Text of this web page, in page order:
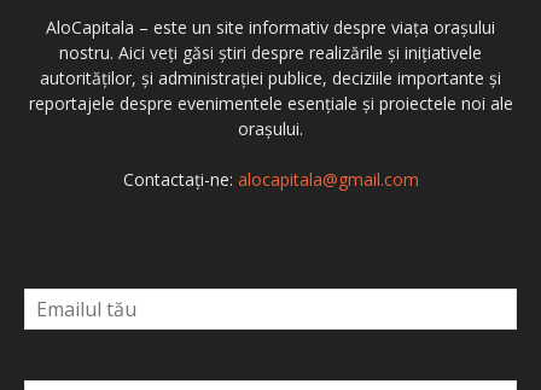
AloCapitala – este un site informativ despre viața orașului
nostru. Aici veți găsi știri despre realizările și inițiativele
autorităților, și administrației publice, deciziile importante și
reportajele despre evenimentele esențiale și proiectele noi ale
orașului.
Contactați-ne: alocapitala@gmail.com